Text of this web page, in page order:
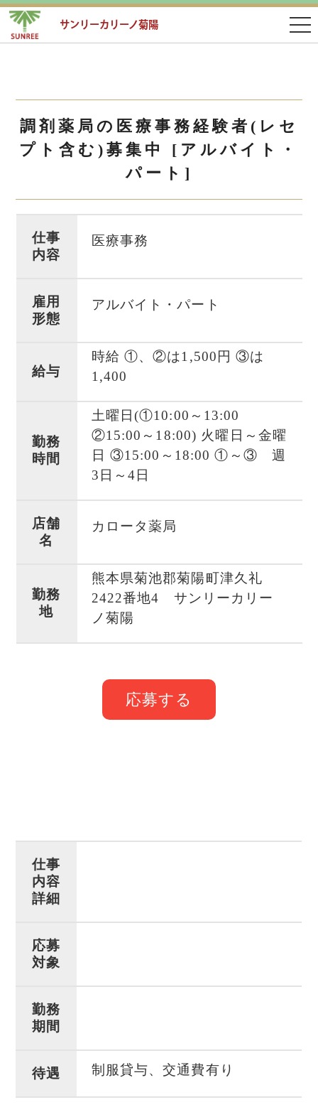
サンリーカリーノ菊陽
調剤薬局の医療事務経験者(レセ
プト含む)募集中 [アルバイト・
パート]
仕事
内容
医療事務
雇用
形態
アルバイト・パート
給与
時給 ①、②は1,500円 ③は
1,400
勤務
時間
土曜日(①10:00～13:00
②15:00～18:00) 火曜日～金曜
日 ③15:00～18:00 ①～③ 週
3日～4日
店舗
名
カロータ薬局
勤務
地
熊本県菊池郡菊陽町津久礼
2422番地4 サンリーカリー
ノ菊陽
応募する
仕事
内容
詳細
応募
対象
勤務
期間
待遇 制服貸与、交通費有り